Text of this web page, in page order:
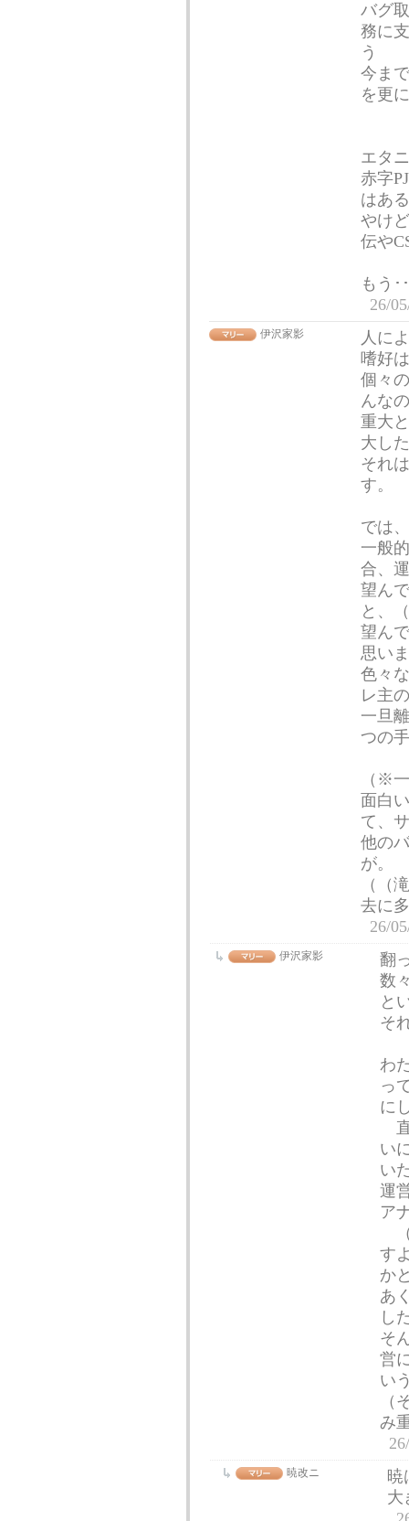
バグ
務に
う
今ま
を更
エタ
赤字
はある
やけ
伝や
もう･
26/
伊沢家影
人に
嗜好
個々
んな
重大
大し
それ
す。
では
一般
合、
望ん
と、
望ん
思い
色々
レ主
一旦
つの
（※
面白
て、
他の
が。
（（
去に
26/
伊沢家影
翻
数
と
そ
わ
っ
に
直
い
い
運
ア
（
す
か
あ
し
そ
営
い
（
み
暁改ニ
暁
大